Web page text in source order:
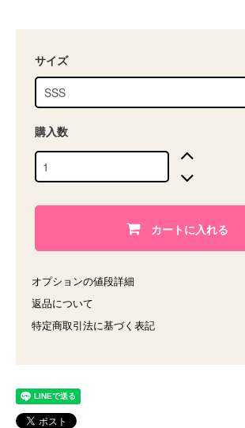
サイズ
購入数
カートに入れる
オプションの値段詳細
返品について
特定商取引法に基づく表記